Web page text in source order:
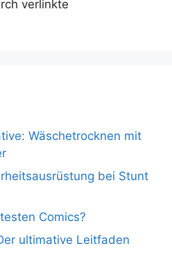
verlinkte
Wäschetrocknen mit
bei Stunt
Comics?
ultimative Leitfaden